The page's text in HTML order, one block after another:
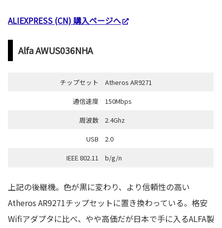
ALIEXPRESS (CN) 購入ページへ
Alfa AWUS036NHA
チップセット
Atheros AR9271
通信速度
150Mbps
周波数
2.4Ghz
USB
2.0
IEEE 802.11
b/g/n
上記の後継機。色が黒に変わり、より信頼性の高い
Atheros AR9271チップセットに置き換わっている。格安
Wifiアダプタに比べ、やや高価だが日本で手に入るALFA製